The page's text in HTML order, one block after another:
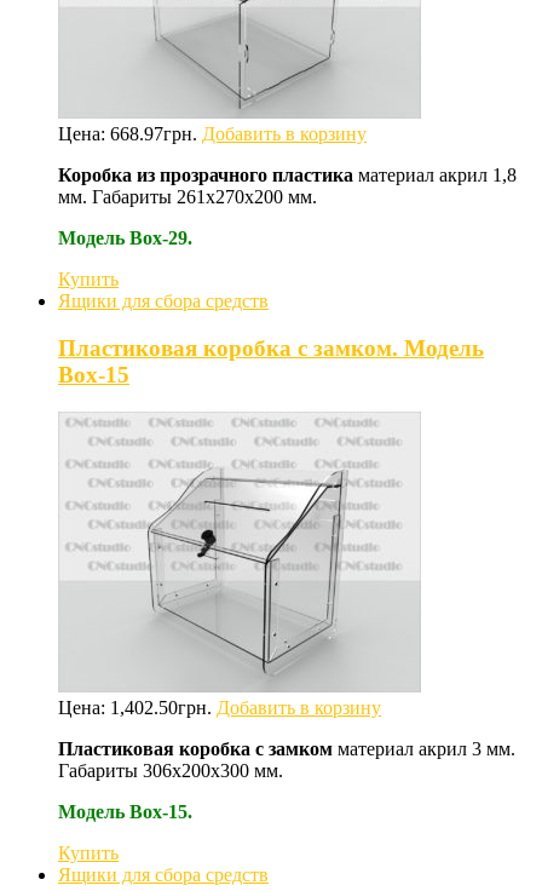
Цена: 668.97грн. Добавить в корзину
Коробка из прозрачного пластика материал акрил 1,8
мм. Габариты 261х270х200 мм.
Модель Box-29.
Купить
Ящики для сбора средств
Пластиковая коробка с замком. Модель
Box-15
Цена: 1,402.50грн. Добавить в корзину
Пластиковая коробка с замком материал акрил 3 мм.
Габариты 306х200х300 мм.
Модель Box-15.
Купить
Ящики для сбора средств